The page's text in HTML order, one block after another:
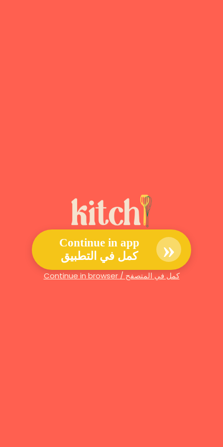
Continue in app
كمل في التطبيق
»
Continue in browser / كمل في المتصفح